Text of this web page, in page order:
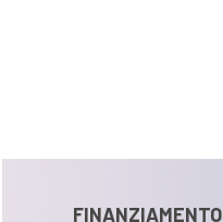
FINANZIAMENTO